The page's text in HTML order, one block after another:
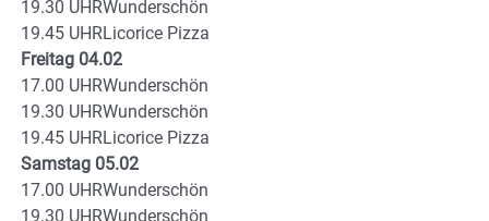
19.30 UHRWunderschön
19.45 UHRLicorice Pizza
Freitag 04.02
17.00 UHRWunderschön
19.30 UHRWunderschön
19.45 UHRLicorice Pizza
Samstag 05.02
17.00 UHRWunderschön
19.30 UHRWunderschön